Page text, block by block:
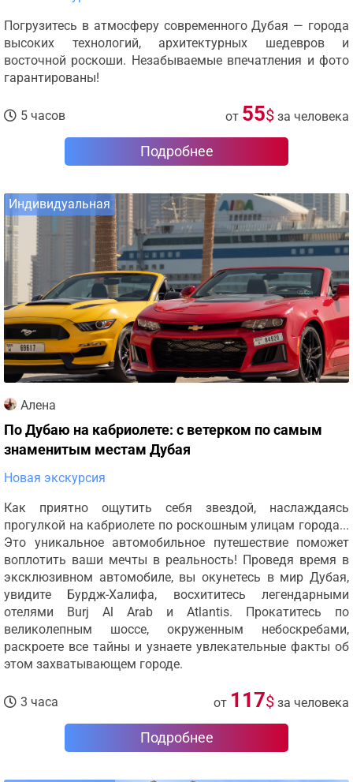
Погрузитесь в атмосферу современного Дубая — города
высоких технологий, архитектурных шедевров и
восточной роскоши. Незабываемые впечатления и фото
гарантированы!
5 часов от 55$ за человека
Подробнее
Индивидуальная
Алена
По Дубаю на кабриолете: с ветерком по самым
знаменитым местам Дубая
Новая экскурсия
Как приятно ощутить себя звездой, наслаждаясь
прогулкой на кабриолете по роскошным улицам города...
Это уникальное автомобильное путешествие поможет
воплотить ваши мечты в реальность! Проведя время в
эксклюзивном автомобиле, вы окунетесь в мир Дубая,
увидите Бурдж-Халифа, восхититесь легендарными
отелями Burj Al Arab и Atlantis. Прокатитесь по
великолепным шоссе, окруженным небоскребами,
раскроете все тайны и узнаете увлекательные факты об
этом захватывающем городе.
3 часа от 117$ за человека
Подробнее